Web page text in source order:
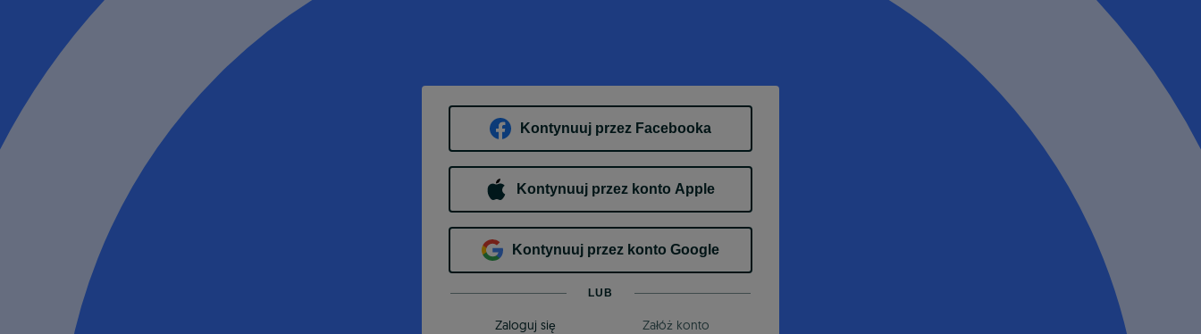
Kontynuuj przez Facebooka
Kontynuuj przez konto Apple
Kontynuuj przez konto Google
LUB
Zaloguj się Załóż konto